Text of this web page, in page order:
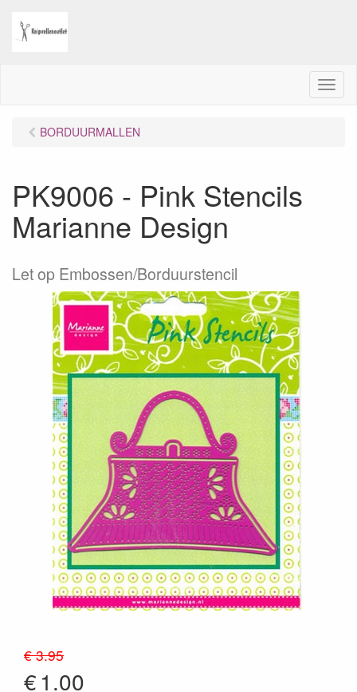
M
e
BORDUURMALLEN
PK9006 - Pink Stencils
Marianne Design
Let op Embossen/Borduurstencil
€ 3.95
€1.00